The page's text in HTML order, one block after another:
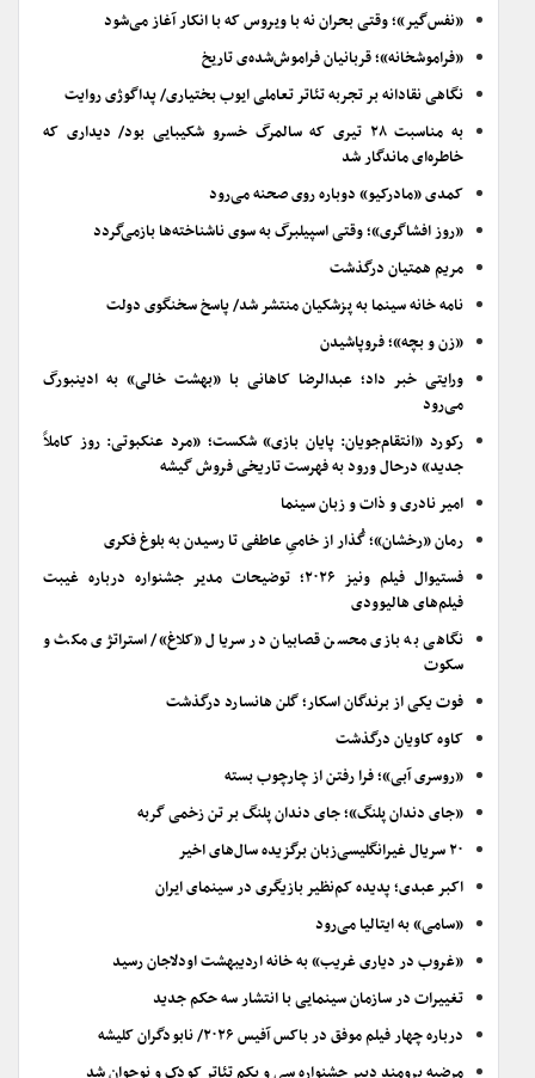
«نفس‌گیر»؛ وقتی بحران نه با ویروس که با انکار آغاز می‌شود
«فراموشخانه»؛ قربانیان فراموش‌شده‌ی تاریخ
نگاهی نقادانه بر تجربه تئاتر تعاملی ایوب بختیاری/ پداگوژی روایت
به مناسبت ۲۸ تیری که سالمرگ خسرو شکیبایی بود/ دیداری که
خاطره‌ای ماندگار شد
کمدی «مادرکیو» دوباره روی صحنه می‌رود
«روز افشاگری»؛ وقتی اسپیلبرگ به سوی ناشناخته‌ها بازمی‌گردد
مریم همتیان درگذشت
نامه خانه سینما به پزشکیان منتشر شد/ پاسخ سخنگوی دولت
«زن و بچه»؛ فروپاشیدن
ورایتی خبر داد؛ عبدالرضا کاهانی با «بهشت خالی» به ادینبورگ
می‌رود
رکورد «انتقام‌جویان: پایان بازی» شکست؛ «مرد عنکبوتی: روز کاملاً
جدید» درحال ورود به فهرست تاریخی فروش گیشه
امیر نادری و ذات و زبان سینما
رمان «رخشان»؛ گُذار از خامیِ عاطفی تا رسیدن به بلوغ فکری
فستیوال فیلم ونیز ۲۰۲۶؛ توضیحات مدیر جشنواره درباره غیبت
فیلم‌های هالیوودی
نگاهی به بازی محسن قصابیان در سریال «کلاغ»/ استراتژی مکث و
سکوت
فوت یکی از برندگان اسکار؛ گلن هانسارد درگذشت
کاوه کاویان درگذشت
«روسری آبی»؛ فرا رفتن از چارچوب بسته
«جای دندان پلنگ»؛ جای دندان پلنگ بر تن زخمی گربه
۲۰ سریال غیرانگلیسی‌زبان برگزیده سال‌های اخیر
اکبر عبدی؛ پدیده کم‌نظیر بازیگری در سینمای ایران
«سامی» به ایتالیا می‌رود
«غروب در دیاری غریب» به خانه اردیبهشت اودلاجان رسید
تغییرات در سازمان سینمایی با انتشار سه حکم جدید
درباره چهار فیلم موفق در باکس آفیس ۲۰۲۶/ نابودگران کلیشه